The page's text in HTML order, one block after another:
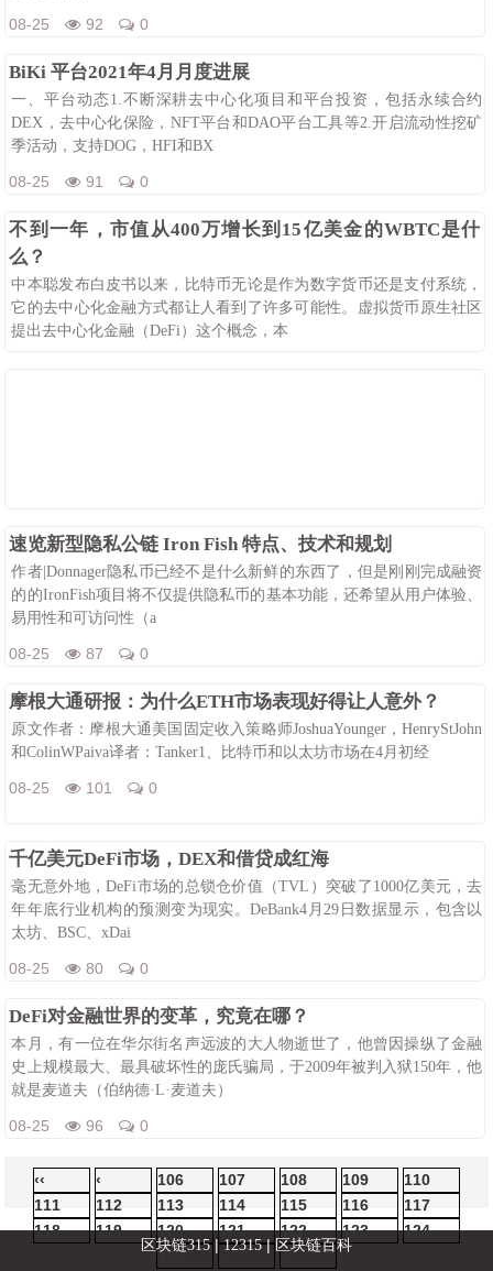
08-25 92 0
BiKi 平台2021年4月月度进展
一、平台动态1.不断深耕去中心化项目和平台投资，包括永续合约
DEX，去中心化保险，NFT平台和DAO平台工具等2.开启流动性挖矿
季活动，支持DOG，HFI和BX
08-25 91 0
不到一年，市值从400万增长到15亿美金的WBTC是什
么？
中本聪发布白皮书以来，比特币无论是作为数字货币还是支付系统，
它的去中心化金融方式都让人看到了许多可能性。虚拟货币原生社区
提出去中心化金融（DeFi）这个概念，本
速览新型隐私公链 Iron Fish 特点、技术和规划
作者|Donnager隐私币已经不是什么新鲜的东西了，但是刚刚完成融资
的的IronFish项目将不仅提供隐私币的基本功能，还希望从用户体验、
易用性和可访问性（a
08-25 87 0
摩根大通研报：为什么ETH市场表现好得让人意外？
原文作者：摩根大通美国固定收入策略师JoshuaYounger，HenryStJohn
和ColinWPaiva译者：Tanker1、比特币和以太坊市场在4月初经
08-25 101 0
千亿美元DeFi市场，DEX和借贷成红海
毫无意外地，DeFi市场的总锁仓价值（TVL）突破了1000亿美元，去
年年底行业机构的预测变为现实。DeBank4月29日数据显示，包含以
太坊、BSC、xDai
08-25 80 0
DeFi对金融世界的变革，究竟在哪？
本月，有一位在华尔街名声远波的大人物逝世了，他曾因操纵了金融
史上规模最大、最具破坏性的庞氏骗局，于2009年被判入狱150年，他
就是麦道夫（伯纳德·L·麦道夫）
08-25 96 0
‹‹ ‹ 106 107 108 109
110
111
112 113 114 115 116
117
118
119 120 121 122 123
124
125
››
区块链315|12315| 区块链百科